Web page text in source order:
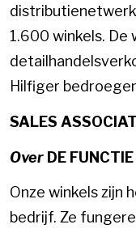
distributienetwerk
1.600 winkels. De
Hilfiger
SALES
Over DE FUNCTIE
Onze winkels zijn
bedrijf. Ze